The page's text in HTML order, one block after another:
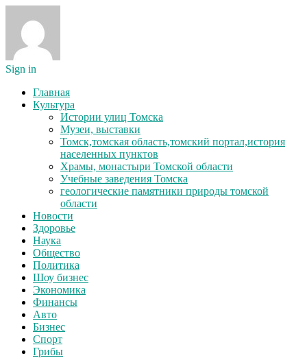
Sign in
Главная
Культура
Истории улиц Томска
Музеи, выставки
Томск,томская область,томский портал,история
населенных пунктов
Храмы, монастыри Томской области
Учебные заведения Томска
геологические памятники природы томской
области
Новости
Здоровье
Наука
Общество
Политика
Шоу бизнес
Экономика
Финансы
Авто
Бизнес
Спорт
Грибы